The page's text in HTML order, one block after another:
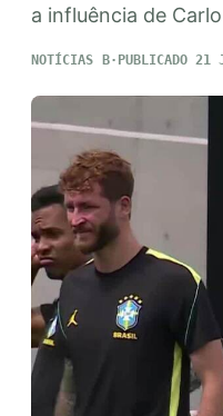
a influência de
NOTÍCIAS PUBLICADO 21